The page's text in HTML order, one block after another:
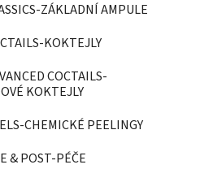
ZÁKLADNÍ AMPULE
KOKTEJLY
COCTAILS-
KOKTEJLY
CHEMICKÉ PEELINGY
& POST-PÉČE